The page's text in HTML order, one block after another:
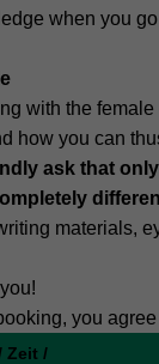
when you
with the
how you can
ask that
materials,
you
Zeit /